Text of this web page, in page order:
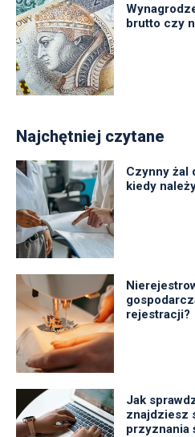
brutto czy
Najchętniej czytane
Czynny żal
kiedy
rejestracji?
Jak
znajdziesz
przyznania